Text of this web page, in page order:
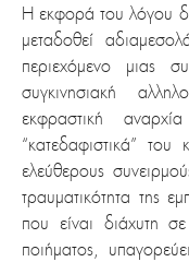
Η εκφορά του λόγου
μεταδοθεί
περιεχόμενο μιας
συγκινησιακή
εκφραστική
“κατεδαφιστικά” του
ελεύθερους
τραυματικότητα της
που είναι διάχυτη
ποιήματος,